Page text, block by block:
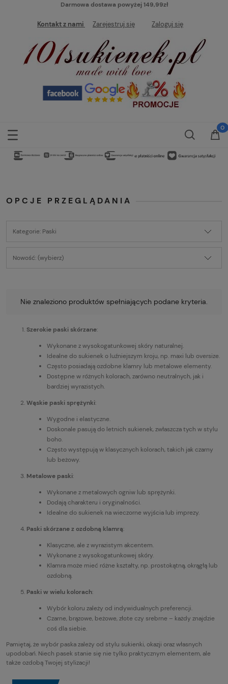
Darmowa dostawa powyżej 149,99zł
Kontakt z nami Zarejestruj się Zaloguj się
OPCJE PRZEGLĄDANIA
Kategorie: Paski
Nowość: (wybierz)
Nie znaleziono produktów spełniających podane kryteria.
Szerokie paski skórzane:
Wykonane z wysokogatunkowej skóry naturalnej.
Idealne do sukienek o luźniejszym kroju, np. maxi lub oversize.
Często posiadają ozdobne klamry lub metalowe elementy.
Dostępne w różnych kolorach, zarówno neutralnych, jak i
bardziej wyrazistych.
Wąskie paski sprężynki:
Wygodne i elastyczne.
Doskonale pasują do letnich sukienek, zwłaszcza tych w stylu
boho.
Często występują w klasycznych kolorach, takich jak czarny
lub beżowy.
Metalowe paski:
Wykonane z metalowych ogniw lub sprężynki.
Dodają charakteru i oryginalności.
Idealne do sukienek na wieczorne wyjścia lub imprezy.
Paski skórzane z ozdobną klamrą:
Klasyczne, ale z wyrazistym akcentem.
Wykonane z wysokogatunkowej skóry.
Klamra może mieć różne kształty, np. prostokątną, okrągłą lub
ozdobną.
Paski w wielu kolorach:
Wybór koloru zależy od indywidualnych preferencji.
Czarne, brązowe, beżowe, złote czy srebrne – każdy znajdzie
coś dla siebie.
Pamiętaj, że wybór paska zależy od stylu sukienki, okazji oraz własnych
upodobań. Niech pasek stanie się nie tylko praktycznym elementem, ale
także ozdobą Twojej stylizacji!